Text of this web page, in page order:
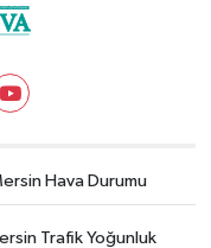
Hava Durumu
Trafik Yoğunluk